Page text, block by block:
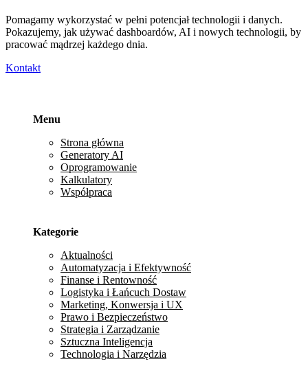
Pomagamy wykorzystać w pełni potencjał technologii i danych.
Pokazujemy, jak używać dashboardów, AI i nowych technologii, by
pracować mądrzej każdego dnia.
Kontakt
Menu
Strona główna
Generatory AI
Oprogramowanie
Kalkulatory
Współpraca
Kategorie
Aktualności
Automatyzacja i Efektywność
Finanse i Rentowność
Logistyka i Łańcuch Dostaw
Marketing, Konwersja i UX
Prawo i Bezpieczeństwo
Strategia i Zarządzanie
Sztuczna Inteligencja
Technologia i Narzędzia